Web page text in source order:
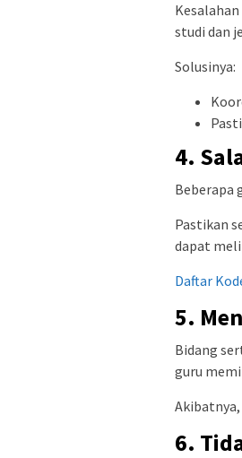
studi dan
Solusinya:
4.
Beberapa
Pastikan
dapat
Daftar
5.
Bidang
guru
6.